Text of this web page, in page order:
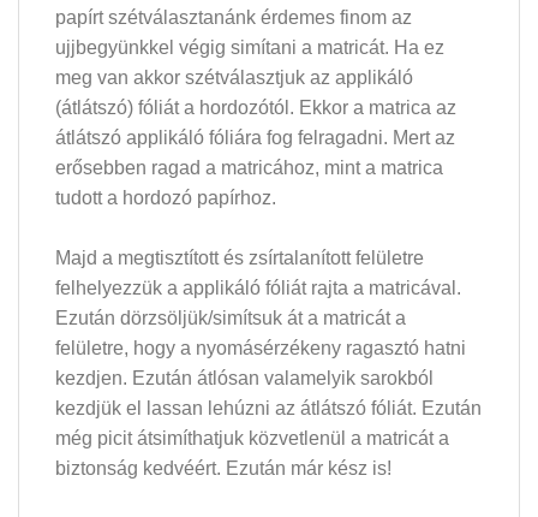
papírt szétválasztanánk érdemes finom az
ujjbegyünkkel végig simítani a matricát. Ha ez
meg van akkor szétválasztjuk az applikáló
(átlátszó) fóliát a hordozótól. Ekkor a matrica az
átlátszó applikáló fóliára fog felragadni. Mert az
erősebben ragad a matricához, mint a matrica
tudott a hordozó papírhoz.
Majd a megtisztított és zsírtalanított felületre
felhelyezzük a applikáló fóliát rajta a matricával.
Ezután dörzsöljük/simítsuk át a matricát a
felületre, hogy a nyomásérzékeny ragasztó hatni
kezdjen. Ezután átlósan valamelyik sarokból
kezdjük el lassan lehúzni az átlátszó fóliát. Ezután
még picit átsimíthatjuk közvetlenül a matricát a
biztonság kedvéért. Ezután már kész is!